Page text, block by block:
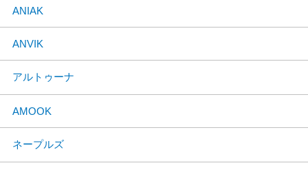
ANIAK
ANVIK
アルトゥーナ
AMOOK
ネープルズ